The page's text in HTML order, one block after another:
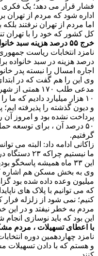
فشار قرار می دهد؛ یک
اداره شود که مردم از تهران
اما مردم از تهران نرفتند
کل کشور که خود را با
خرج ۵۵ درصد هزینه سبد خانوار برای مسکن، ظلم است
درصد هزینه در سبد خانواده
اجاره امسال را نبسته پدر
وی این را هم‌ گفت که در
۱۰ هزار میلیارد دادیم که
و دیون گذشته را پذیرفته
۵۰ درصد آن ، برای توسعه
گرفتیم.
زاکانی ادامه داد: البته می
ما نیستیم
این ۳۳ ماه همیشه پاسخگو بودیم و هستیم.
وی به بخش مسکن هم اشاره
میلیون وعده داده شده بود
که می توانیم با پلاک های
کنیم؛ نمی شود از زلزله
مردم به خطر نیفتد و در این
این بود که باید نوسازی انجام
با اعطای تسهیلات ، مردم
نامزد چهاردهمین دوره
و هستم که با دادن